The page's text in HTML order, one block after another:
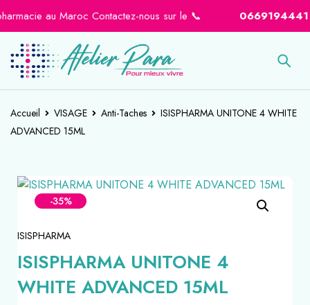
au Maroc Contactez-nous sur le 📞 0669194441-
Accueil VISAGE Anti-Taches
ISISPHARMA UNITONE 4 WHITE
ADVANCED 15ML
-35%
ISISPHARMA
ISISPHARMA UNITONE 4
WHITE ADVANCED 15ML